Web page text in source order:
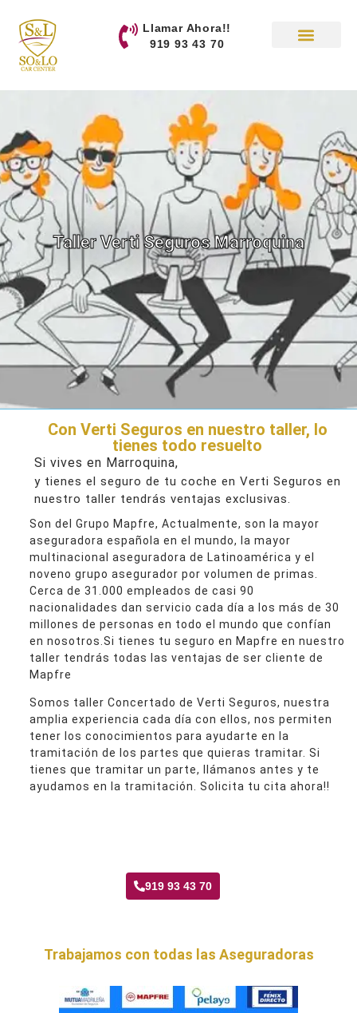
Llamar Ahora!!
919 93 43 70
Taller Verti Seguros Marroquina
Con Verti Seguros en nuestro taller, lo
tienes todo resuelto
Si vives en Marroquina,
y tienes el seguro de tu coche en Verti Seguros en
nuestro taller tendrás ventajas exclusivas.
Son del Grupo Mapfre, Actualmente, son la mayor
aseguradora española en el mundo, la mayor
multinacional aseguradora de Latinoamérica y el
noveno grupo asegurador por volumen de primas.
Cerca de 31.000 empleados de casi 90
nacionalidades dan servicio cada día a los más de 30
millones de personas en todo el mundo que confían
en nosotros.Si tienes tu seguro en Mapfre en nuestro
taller tendrás todas las ventajas de ser cliente de
Mapfre
Somos taller Concertado de Verti Seguros, nuestra
amplia experiencia cada día con ellos, nos permiten
tener los conocimientos para ayudarte en la
tramitación de los partes que quieras tramitar. Si
tienes que tramitar un parte, llámanos antes y te
ayudamos en la tramitación. Solicita tu cita ahora!!
919 93 43 70
Trabajamos con todas las Aseguradoras